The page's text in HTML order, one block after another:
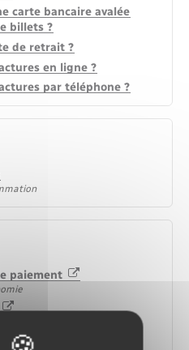
carte bancaire avalée
billets ?
de retrait ?
en ligne ?
par téléphone ?
paiement
bancaire